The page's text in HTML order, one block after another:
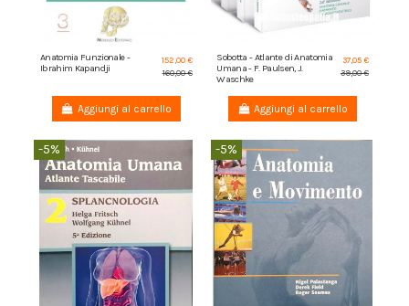
Anatomia Funzionale -
Ibrahim Kapandji
152,00 €
160,00 €
Aggiungi al carrello
Sobotta - Atlante di Anatomia
Umana - F. Paulsen, J.
Waschke
37,05 €
39,00 €
Aggiungi al carrello
-5% -5%